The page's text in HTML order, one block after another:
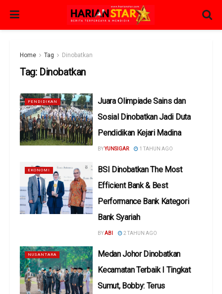
Home Tag Dinobatkan
Tag: Dinobatkan
PENDIDIKAN
Juara Olimpiade Sains dan
Sosial Dinobatkan Jadi Duta
Pendidikan Kejari Madina
BYYUNSIGAR 1 TAHUN AGO
EKONOMI
BSI Dinobatkan The Most
Efficient Bank & Best
Performance Bank Kategori
Bank Syariah
BYABI 2 TAHUN AGO
NUSANTARA
Medan Johor Dinobatkan
Kecamatan Terbaik I Tingkat
Sumut, Bobby: Terus